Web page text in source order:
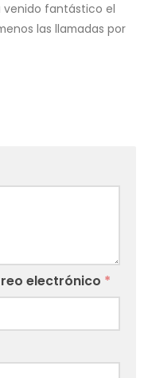
venido fantástico el
las llamadas por
electrónico *